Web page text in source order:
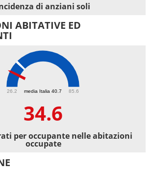
di anziani soli
ABITATIVE ED
media Italia 40.7
26.2 85.6
34.6
per occupante nelle abitazioni
occupate